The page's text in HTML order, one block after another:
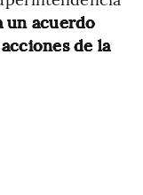
un acuerdo
de la